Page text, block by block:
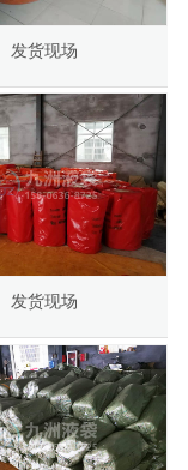
发货现场
发货现场